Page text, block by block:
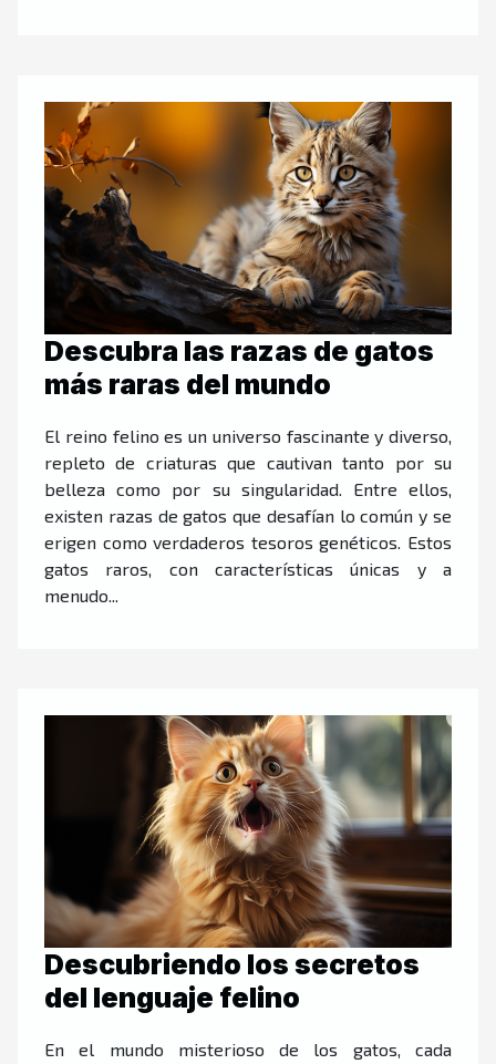
Descubra las razas de gatos
más raras del mundo
El reino felino es un universo fascinante y diverso,
repleto de criaturas que cautivan tanto por su
belleza como por su singularidad. Entre ellos,
existen razas de gatos que desafían lo común y se
erigen como verdaderos tesoros genéticos. Estos
gatos raros, con características únicas y a
menudo...
Descubriendo los secretos
del lenguaje felino
En el mundo misterioso de los gatos, cada